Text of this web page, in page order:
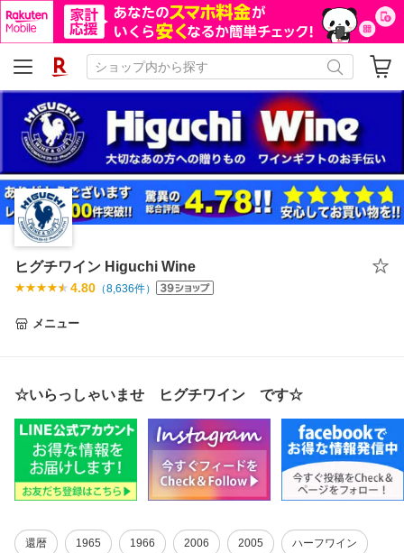
ヒグチワイン Higuchi Wine
4.80 （8,636件）
メニュー
☆いらっしゃいませ ヒグチワイン です☆
還暦 1965 1966 2006 2005 ハーフワイン